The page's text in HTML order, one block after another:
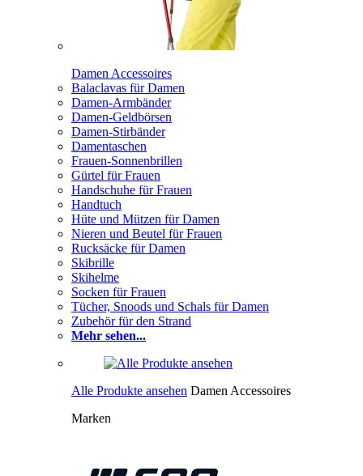
Damen Accessoires
Balaclavas für Damen
Damen-Armbänder
Damen-Geldbörsen
Damen-Stirbänder
Damentaschen
Frauen-Sonnenbrillen
Gürtel für Frauen
Handschuhe für Frauen
Handtuch
Hüte und Mützen für Damen
Nieren und Beutel für Frauen
Rucksäcke für Damen
Skibrille
Skihelme
Socken für Frauen
Tücher, Snoods und Schals für Damen
Zubehör für den Strand
Mehr sehen...
Alle Produkte ansehen Damen Accessoires
Marken